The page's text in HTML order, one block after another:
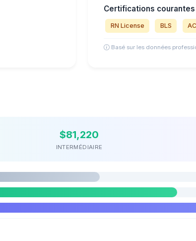
Certifications courantes
RN License BLS
Basé sur les données
$81,220
INTERMÉDIAIRE